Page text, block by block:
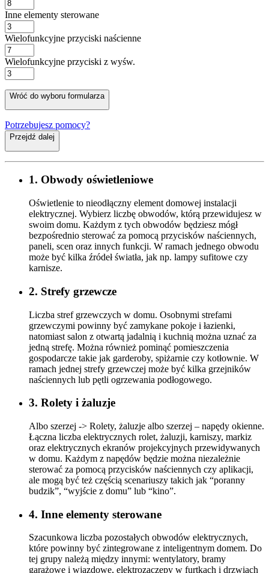
Inne elementy sterowane
Wielofunkcyjne przyciski naścienne
Wielofunkcyjne przyciski z wyśw.
Wróć do wyboru formularza
Potrzebujesz pomocy?
Przejdź dalej
1. Obwody oświetleniowe
Oświetlenie to nieodłączny element domowej instalacji
elektrycznej. Wybierz liczbę obwodów, którą przewidujesz w
swoim domu. Każdym z tych obwodów będziesz mógł
bezpośrednio sterować za pomocą przycisków naściennych,
paneli, scen oraz innych funkcji. W ramach jednego obwodu
może być kilka źródeł światła, jak np. lampy sufitowe czy
karnisze.
2. Strefy grzewcze
Liczba stref grzewczych w domu. Osobnymi strefami
grzewczymi powinny być zamykane pokoje i łazienki,
natomiast salon z otwartą jadalnią i kuchnią można uznać za
jedną strefę. Można również pominąć pomieszczenia
gospodarcze takie jak garderoby, spiżarnie czy kotłownie. W
ramach jednej strefy grzewczej może być kilka grzejników
naściennych lub pętli ogrzewania podłogowego.
3. Rolety i żaluzje
Albo szerzej -> Rolety, żaluzje albo szerzej – napędy okienne.
Łączna liczba elektrycznych rolet, żaluzji, karniszy, markiz
oraz elektrycznych ekranów projekcyjnych przewidywanych
w domu. Każdym z napędów będzie można niezależnie
sterować za pomocą przycisków naściennych czy aplikacji,
ale mogą być też częścią scenariuszy takich jak “poranny
budzik”, “wyjście z domu” lub “kino”.
4. Inne elementy sterowane
Szacunkowa liczba pozostałych obwodów elektrycznych,
które powinny być zintegrowane z inteligentnym domem. Do
tej grupy należą między innymi: wentylatory, bramy
garażowe i wjazdowe, elektrozaczepy w furtkach i drzwiach